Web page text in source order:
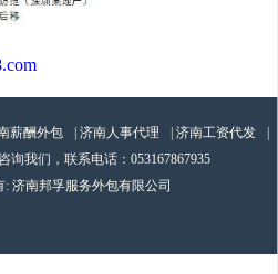
薪酬外包 | 济南人事代理 | 济南工资代发
|
询我们，联系电话： 053167867935
: 济南邦孚服务外包有限公司